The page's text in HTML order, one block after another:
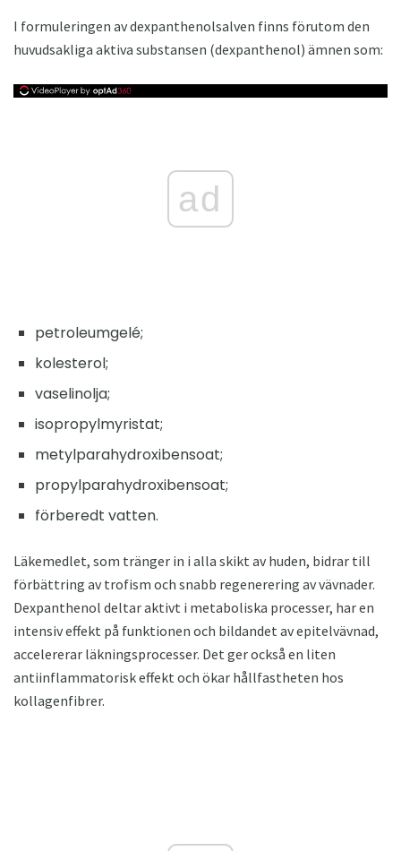
I formuleringen av dexpanthenolsalven finns förutom den
huvudsakliga aktiva substansen (dexpanthenol) ämnen som:
ad
petroleumgelé;
kolesterol;
vaselinolja;
isopropylmyristat;
metylparahydroxibensoat;
propylparahydroxibensoat;
förberedt vatten.
Läkemedlet, som tränger in i alla skikt av huden, bidrar till
förbättring av trofism och snabb regenerering av vävnader.
Dexpanthenol deltar aktivt i metaboliska processer, har en
intensiv effekt på funktionen och bildandet av epitelvävnad,
accelererar läkningsprocesser. Det ger också en liten
antiinflammatorisk effekt och ökar hållfastheten hos
kollagenfibrer.